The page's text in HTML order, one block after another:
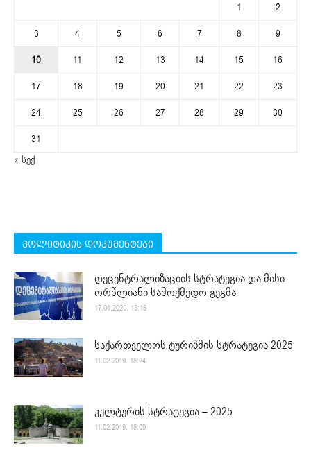
1
2
3
4 5 6 7 8
9
10
11 12 13 14 15
16
17
18 19 20 21 22
23
24
25 26 27 28 29
30
31
« სექ
პოლიტიკის დოკუმენტები
დეცენტრალიზაციის სტრატეგია და მისი
ორწლიანი სამოქმედო გეგმა
17.01.2020. 13:16
საქართველოს ტურიზმის სტრატეგია 2025
11.02.2019. 18:24
კულტურის სტრატეგია – 2025
11.02.2019. 18:09